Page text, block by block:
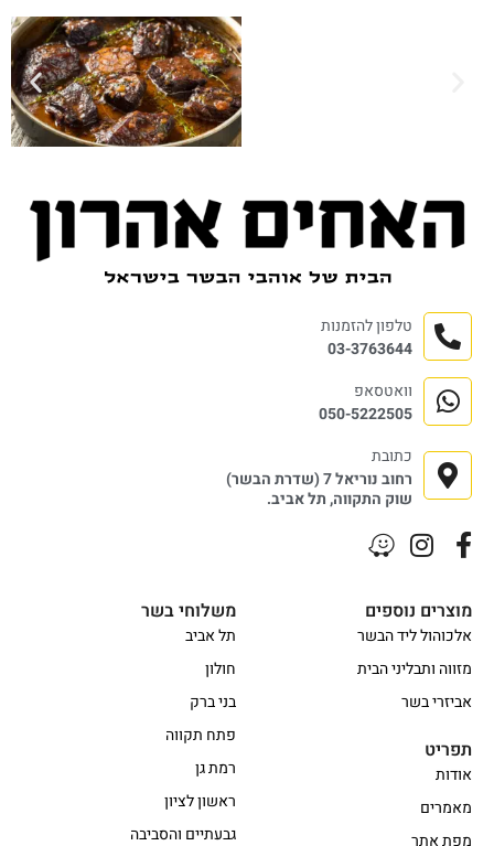
משלוחי בשר
תל אביב
חולון
בני ברק
פתח תקווה
רמת גן
ראשון לציון
גבעתיים והסביבה
מוצרים נוספים
אלכוהול ליד הבשר
מזווה ותבליני הבית
אביזרי בשר
תפריט
אודות
מאמרים
מפת אתר
טלפון להזמנות
03-3763644
וואטסאפ
050-5222505
כתובת
רחוב נוריאל 7 (שדרת הבשר)
שוק התקווה, תל אביב.